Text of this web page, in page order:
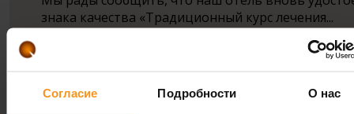
Согласие Подробности О нас
знака качества «Традиционный курс лечения...